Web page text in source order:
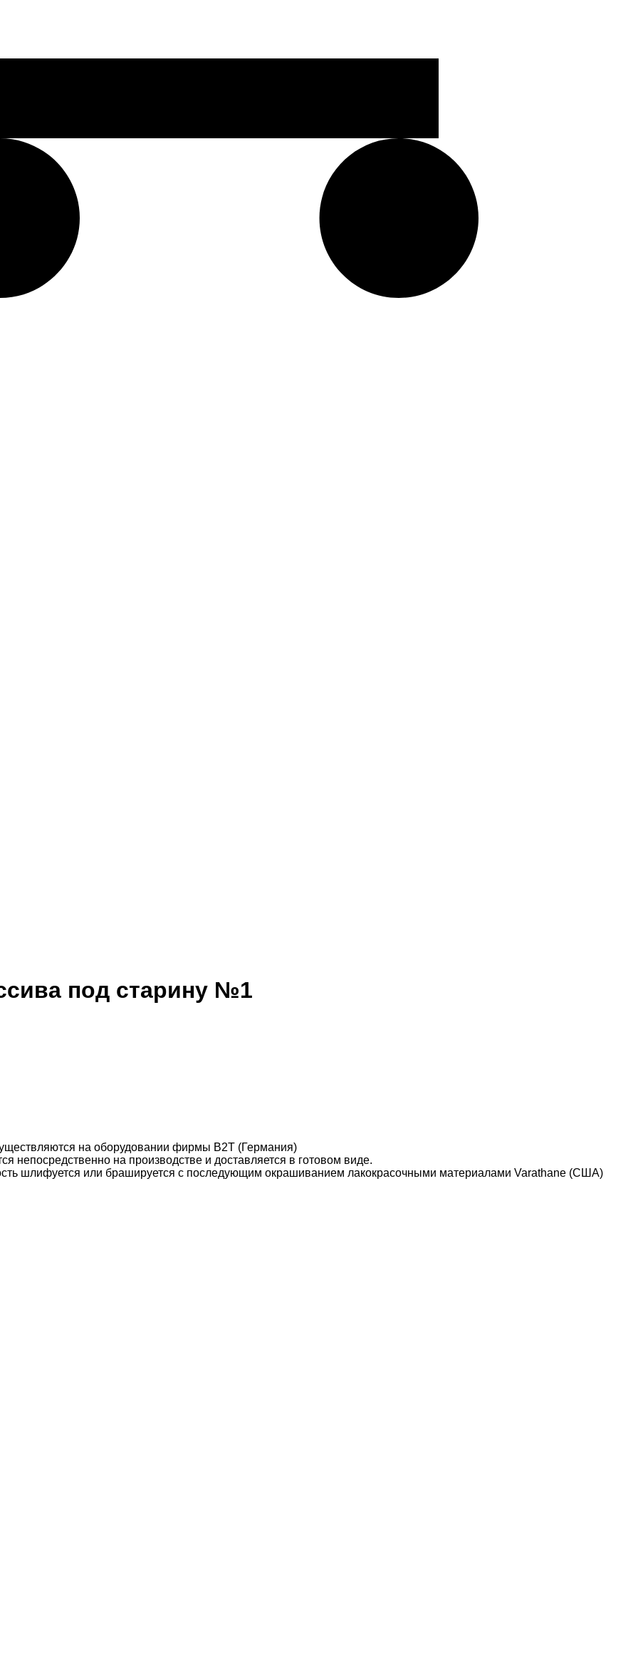
под старину №1
на оборудовании фирмы B2T (Германия)
непосредственно на производстве и доставляется в готовом виде.
шлифуется или брашируется с последующим окрашиванием лакокрасочными материалами Varathane (США)